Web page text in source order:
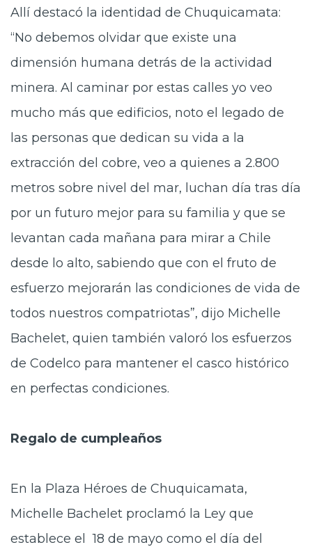
Allí destacó la identidad de Chuquicamata:
“No debemos olvidar que existe una
dimensión humana detrás de la actividad
minera. Al caminar por estas calles yo veo
mucho más que edificios, noto el legado de
las personas que dedican su vida a la
extracción del cobre, veo a quienes a 2.800
metros sobre nivel del mar, luchan día tras día
por un futuro mejor para su familia y que se
levantan cada mañana para mirar a Chile
desde lo alto, sabiendo que con el fruto de
esfuerzo mejorarán las condiciones de vida de
todos nuestros compatriotas”, dijo Michelle
Bachelet, quien también valoró los esfuerzos
de Codelco para mantener el casco histórico
en perfectas condiciones.
Regalo de cumpleaños
En la Plaza Héroes de Chuquicamata,
Michelle Bachelet proclamó la Ley que
establece el 18 de mayo como el día del